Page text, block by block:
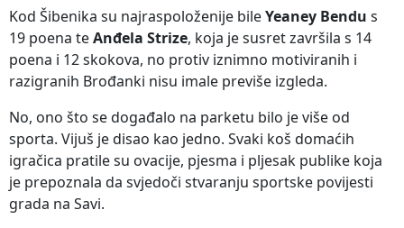
Kod Šibenika su najraspoloženije bileYeaney Bendu s
19 poena teAnđela Strize, koja je susret završila s 14
poena i 12 skokova, no protiv iznimno motiviranih i
razigranih Brođanki nisu imale previše izgleda.
No, ono što se događalo na parketu bilo je više od
sporta. Vijuš je disao kao jedno. Svaki koš domaćih
igračica pratile su ovacije, pjesma i pljesak publike koja
je prepoznala da svjedoči stvaranju sportske povijesti
grada na Savi.